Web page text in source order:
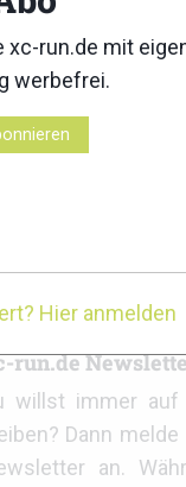
run.de
willst immer auf
Dann
an.
xc-run.de mit
werbefrei.
Hier anmelden